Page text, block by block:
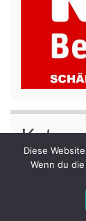
Aktuelles(61)
Diese
Wenn du